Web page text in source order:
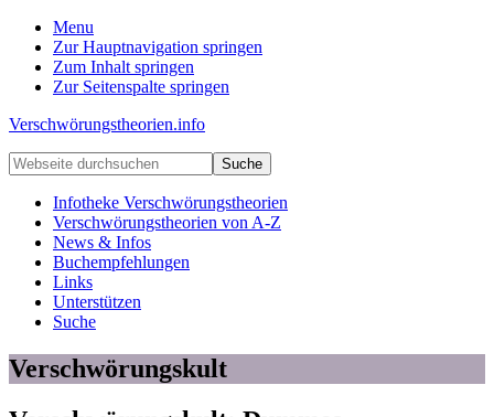
Menu
Zur Hauptnavigation springen
Zum Inhalt springen
Zur Seitenspalte springen
Verschwörungstheorien.info
Beiträge
zu
Merkmalen,
Funktionen
Risiken
konspirationistischen
Denkens
Webseite
durchsuchen
Infotheke Verschwörungstheorien
Verschwörungstheorien von A-Z
News & Infos
Buchempfehlungen
Links
Unterstützen
Suche
Verschwörungskult